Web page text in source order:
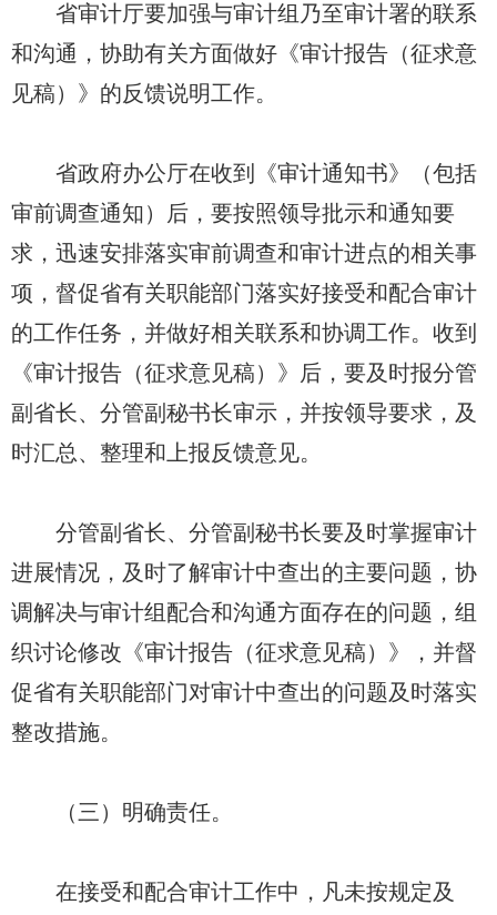
省审计厅要加强与审计组乃至审计署的联系
和沟通，协助有关方面做好《审计报告（征求意
见稿）》的反馈说明工作。
省政府办公厅在收到《审计通知书》（包括
审前调查通知）后，要按照领导批示和通知要
求，迅速安排落实审前调查和审计进点的相关事
项，督促省有关职能部门落实好接受和配合审计
的工作任务，并做好相关联系和协调工作。收到
《审计报告（征求意见稿）》后，要及时报分管
副省长、分管副秘书长审示，并按领导要求，及
时汇总、整理和上报反馈意见。
分管副省长、分管副秘书长要及时掌握审计
进展情况，及时了解审计中查出的主要问题，协
调解决与审计组配合和沟通方面存在的问题，组
织讨论修改《审计报告（征求意见稿）》，并督
促省有关职能部门对审计中查出的问题及时落实
整改措施。
（三）明确责任。
在接受和配合审计工作中，凡未按规定及